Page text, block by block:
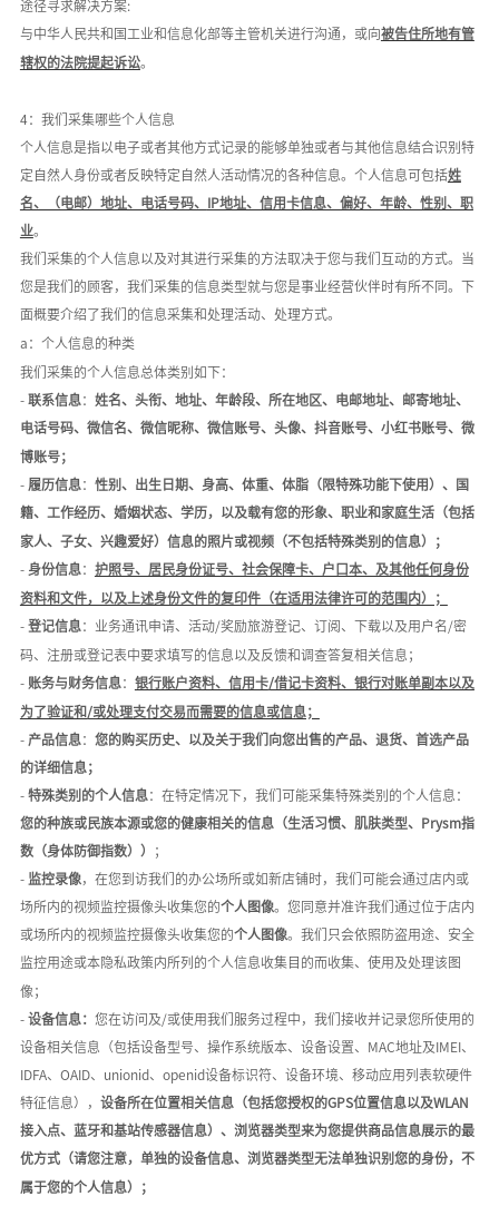
途径寻求解决方案:
与中华人民共和国工业和信息化部等主管机关进行沟通，或向被告住所地有管
辖权的法院提起诉讼。
4：我们采集哪些个人信息
个人信息是指以电子或者其他方式记录的能够单独或者与其他信息结合识别特
定自然人身份或者反映特定自然人活动情况的各种信息。个人信息可包括姓
名、（电邮）地址、电话号码、 IP地址、信用卡信息、偏好、年龄、性别、职
业。
我们采集的个人信息以及对其进行采集的方法取决于您与我们互动的方式。当
您是我们的顾客，我们采集的信息类型就与您是事业经营伙伴时有所不同。下
面概要介绍了我们的信息采集和处理活动、处理方式。
a：个人信息的种类
我们采集的个人信息总体类别如下：
- 联系信息 ： 姓名、头衔、地址、年龄段、所在地区、电邮地址、邮寄地址、
电话号码、微信名、微信昵称、微信账号、头像、抖音账号、小红书账号、微
博账号；
- 履历信息 ： 性别、出生日期、 身高、体重、体脂（限特殊功能下使用）、国
籍、工作经历、婚姻状态、学历，以及载有您的形象、职业和家庭生活（包括
家人、子女、兴趣爱好）信息的照片或视频（不包括特殊类别的信息）；
- 身份信息 ： 护照号、居民身份证号、社会保障卡、户口本、及其他任何身份
资料和文件，以及上述身份文件的复印件（在适用法律许可的范围内）；
- 登记信息 ：业务通讯申请、活动/奖励旅游登记、订阅、下载以及用户名/密
码、注册或登记表中要求填写的信息以及反馈和调查答复相关信息；
- 账务与财务信息 ： 银行账户资料、信用卡/借记卡资料、银行对账单副本以及
为了验证和/或处理支付交易而需要的信息或信息；
- 产品信息 ： 您的购买历史、以及关于我们向您出售的产品、退货、首选产品
的详细信息；
- 特殊类别的个人信息 ：在特定情况下，我们可能采集特殊类别的个人信息：
您的种族或民族本源或您的健康相关的信息 （生活习惯、肌肤类型、 Prysm指
数（身体防御指数）） ；
- 监控录像，在您到访我们的办公场所或如新店铺时，我们可能会通过店内或
场所内的视频监控摄像头收集您的个人图像。您同意并准许我们通过位于店内
或场所内的视频监控摄像头收集您的个人图像。我们只会依照防盗用途、安全
监控用途或本隐私政策内所列的个人信息收集目的而收集、使用及处理该图
像；
- 设备信息： 您在访问及/或使用我们服务过程中，我们接收并记录您所使用的
设备相关信息（包括设备型号、操作系统版本、设备设置、MAC地址及IMEI、
IDFA、OAID、unionid、openid设备标识符、设备环境、移动应用列表软硬件
特征信息）， 设备所在位置相关信息 （包括您授权的GPS位置信息以及WLAN
接入点、蓝牙和基站传感器信息） 、浏览器类型来为您提供商品信息展示的最
优方式（请您注意，单独的设备信息、浏览器类型无法单独识别您的身份，不
属于您的个人信息）；